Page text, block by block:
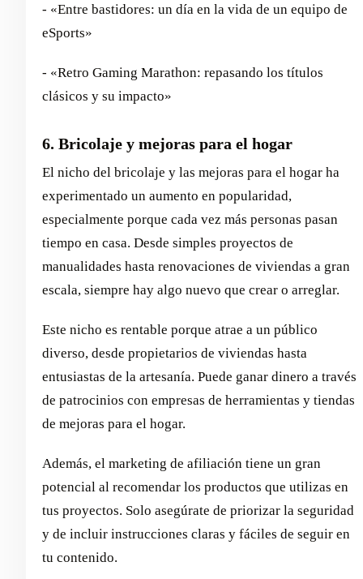
- «Entre bastidores: un día en la vida de un equipo de
eSports»
- «Retro Gaming Marathon: repasando los títulos
clásicos y su impacto»
6. Bricolaje y mejoras para el hogar
El nicho del bricolaje y las mejoras para el hogar ha
experimentado un aumento en popularidad,
especialmente porque cada vez más personas pasan
tiempo en casa. Desde simples proyectos de
manualidades hasta renovaciones de viviendas a gran
escala, siempre hay algo nuevo que crear o arreglar.
Este nicho es rentable porque atrae a un público
diverso, desde propietarios de viviendas hasta
entusiastas de la artesanía. Puede ganar dinero a través
de patrocinios con empresas de herramientas y tiendas
de mejoras para el hogar.
Además, el marketing de afiliación tiene un gran
potencial al recomendar los productos que utilizas en
tus proyectos. Solo asegúrate de priorizar la seguridad
y de incluir instrucciones claras y fáciles de seguir en
tu contenido.